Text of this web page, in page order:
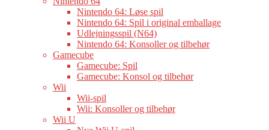
Nintendo 64: Løse spil
Nintendo 64: Spil i original emballage
Udlejningsspil (N64)
Nintendo 64: Konsoller og tilbehør
Gamecube
Gamecube: Spil
Gamecube: Konsol og tilbehør
Wii
Wii-spil
Wii: Konsoller og tilbehør
Wii U